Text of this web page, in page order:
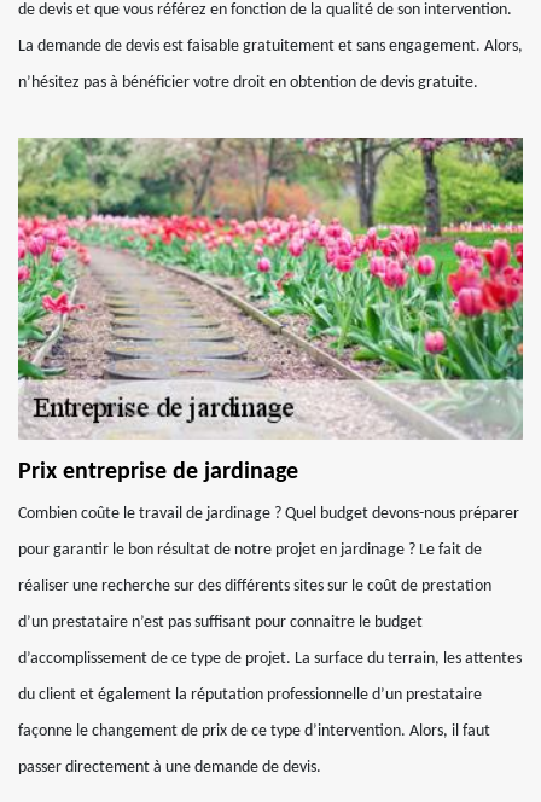
de devis et que vous référez en fonction de la qualité de son intervention.
La demande de devis est faisable gratuitement et sans engagement. Alors,
n’hésitez pas à bénéficier votre droit en obtention de devis gratuite.
Prix entreprise de jardinage
Combien coûte le travail de jardinage ? Quel budget devons-nous préparer
pour garantir le bon résultat de notre projet en jardinage ? Le fait de
réaliser une recherche sur des différents sites sur le coût de prestation
d’un prestataire n’est pas suffisant pour connaitre le budget
d’accomplissement de ce type de projet. La surface du terrain, les attentes
du client et également la réputation professionnelle d’un prestataire
façonne le changement de prix de ce type d’intervention. Alors, il faut
passer directement à une demande de devis.